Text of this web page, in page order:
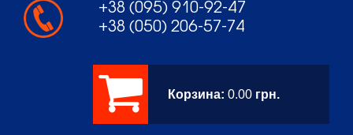
+38 (095) 910-92-47
+38 (050) 206-57-74
Корзина: 0.00 грн.